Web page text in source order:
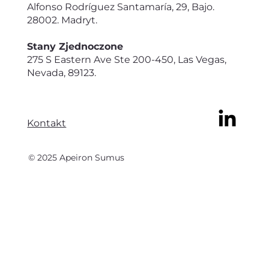
Alfonso Rodríguez Santamaría, 29, Bajo.
28002. Madryt.
Stany Zjednoczone
275 S Eastern Ave Ste 200-450, Las Vegas,
Nevada, 89123.
Kontakt
© 2025 Apeiron Sumus